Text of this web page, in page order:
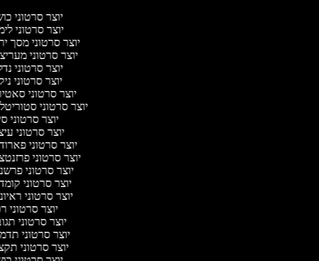
יוצר סרטוני
יוצר סרטוני
יוצר סרטוני מסך
יוצר סרטוני
יוצר סרטוני
יוצר סרטוני
יוצר סרטוני
יוצר סרטוני
יוצר סרטוני
יוצר סרטוני
יוצר סרטוני
יוצר סרטוני
יוצר סרטוני
יוצר סרטוני
יוצר סרטוני
יוצר סרטוני
יוצר סרטוני
יוצר סרטוני
יוצר סרטוני